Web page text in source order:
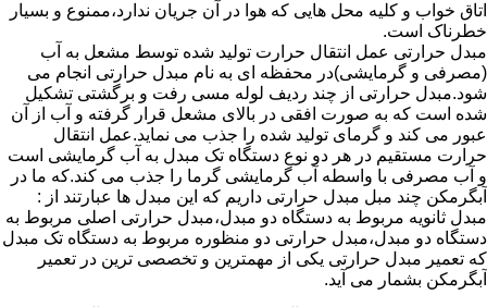
اتاق خواب و کلیه محل هایی که هوا در آن جریان ندارد،ممنوع و بسیار
خطرناک است.
مبدل حرارتی عمل انتقال حرارت تولید شده توسط مشعل به آب
(مصرفی و گرمایشی)در محفظه ای به نام مبدل حرارتی انجام می
شود.مبدل حرارتی از چند ردیف لوله مسی رفت و برگشتی تشکیل
شده است که به صورت افقی در بالای مشعل قرار گرفته و آب از آن
عبور می کند و گرمای تولید شده را جذب می نماید.عمل انتقال
حرارت مستقیم در هر دو نوع دستگاه تک مبدل به آب گرمایشی است
و آب مصرفی با واسطه آب گرمایشی گرما را جذب می کند.که ما در
آبگرمکن چند مبل مبدل حرارتی داریم که این مبدل ها عبارتند از :
مبدل ثانویه مربوط به دستگاه دو مبدل،مبدل حرارتی اصلی مربوط به
دستگاه دو مبدل،مبدل حرارتی دو منظوره مربوط به دستگاه تک مبدل
که تعمیر مبدل حرارتی یکی از مهمترین و تخصصی ترین در تعمیر
آبگرمکن بشمار می آید.